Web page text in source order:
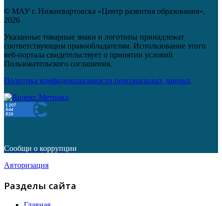
© МАУ г. Нижневартовска «Центр развития образования»,
2026
Указанные товарные знаки и логотипы принадлежат
соответствующим правообладателям. Использование этого
веб-портала свидетельствует о принятии условий
Пользовательского соглашения.
Политика конфиденциальности персональных данных
Сообщи о коррупции
Авторизация
Разделы сайта